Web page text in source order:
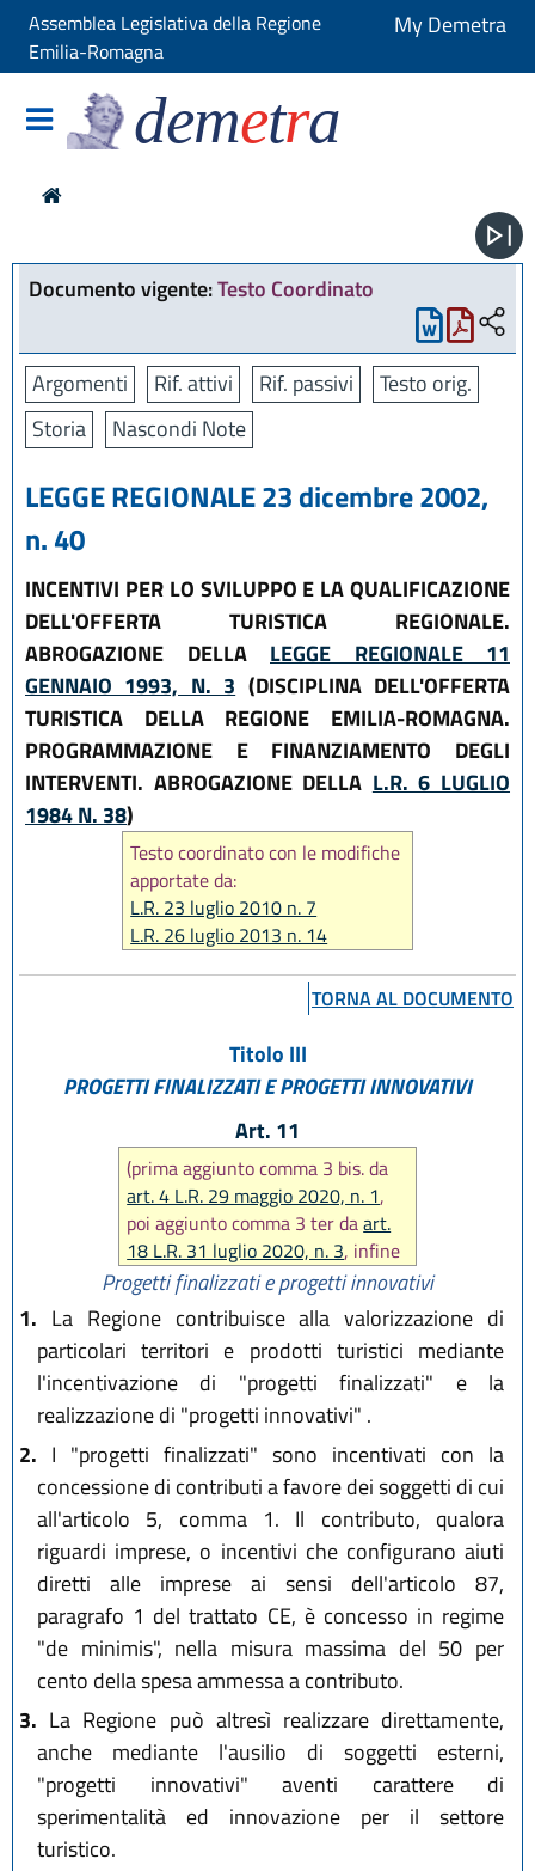
Assemblea Legislativa della Regione
Emilia-Romagna
My Demetra
demetra
Documento vigente:Testo Coordinato
Argomenti Rif. attivi Rif. passivi
Testo orig.
Storia
Nascondi Note
LEGGE REGIONALE 23 dicembre 2002,
n. 40
INCENTIVI PER LO SVILUPPO E LA QUALIFICAZIONE
DELL'OFFERTA TURISTICA REGIONALE.
ABROGAZIONE DELLA LEGGE REGIONALE 11
GENNAIO 1993, N. 3 (DISCIPLINA DELL'OFFERTA
TURISTICA DELLA REGIONE EMILIA-ROMAGNA.
PROGRAMMAZIONE E FINANZIAMENTO DEGLI
INTERVENTI. ABROGAZIONE DELLA L.R. 6 LUGLIO
1984 N. 38)
Testo coordinato con le modifiche
apportate da:
L.R. 23 luglio 2010 n. 7
L.R. 26 luglio 2013 n. 14
L.R. 29 maggio 2020, n. 1
L.R. 31 luglio 2020, n. 3
L.R. 21 ottobre 2021, n. 14
L.R. 28 dicembre 2023, n. 17
TORNA AL DOCUMENTO
Titolo III
PROGETTI FINALIZZATI E PROGETTI INNOVATIVI
Art. 11
(prima aggiunto comma 3 bis. da
art. 4 L.R. 29 maggio 2020, n. 1,
poi aggiunto comma 3 ter daart.
18 L.R. 31 luglio 2020, n. 3, infine
sostituito comma 3 bis daart. 12
L.R. 28 dicembre 2023, n. 17
Progetti finalizzati e progetti innovativi
1. La Regione contribuisce alla valorizzazione di
particolari territori e prodotti turistici mediante
l'incentivazione di "progetti finalizzati" e la
realizzazione di "progetti innovativi" .
2. I "progetti finalizzati" sono incentivati con la
concessione di contributi a favore dei soggetti di cui
all'articolo 5, comma 1. Il contributo, qualora
riguardi imprese, o incentivi che configurano aiuti
diretti alle imprese ai sensi dell'articolo 87,
paragrafo 1 del trattato CE, è concesso in regime
"de minimis", nella misura massima del 50 per
cento della spesa ammessa a contributo.
3. La Regione può altresì realizzare direttamente,
anche mediante l'ausilio di soggetti esterni,
"progetti innovativi" aventi carattere di
sperimentalità ed innovazione per il settore
turistico.